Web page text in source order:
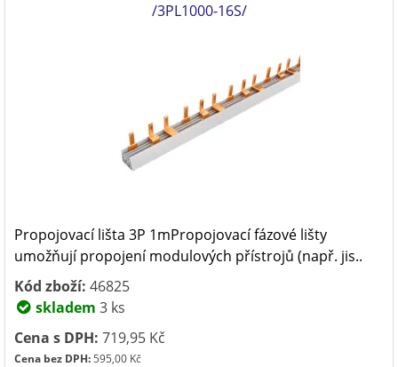
/3PL1000-16S/
Propojovací lišta 3P 1mPropojovací fázové lišty
umožňují propojení modulových přístrojů (např. jis..
Kód zboží: 46825
skladem 3 ks
Cena s DPH: 719,95 Kč
Cena bez DPH:595,00 Kč